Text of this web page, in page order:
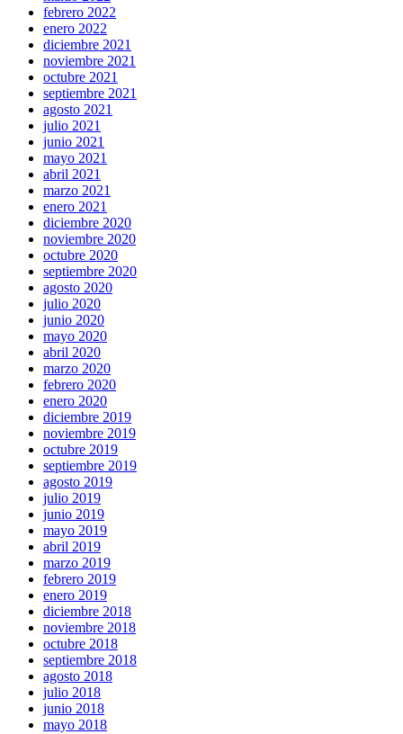
febrero 2022
enero 2022
diciembre 2021
noviembre 2021
octubre 2021
septiembre 2021
agosto 2021
julio 2021
junio 2021
mayo 2021
abril 2021
marzo 2021
enero 2021
diciembre 2020
noviembre 2020
octubre 2020
septiembre 2020
agosto 2020
julio 2020
junio 2020
mayo 2020
abril 2020
marzo 2020
febrero 2020
enero 2020
diciembre 2019
noviembre 2019
octubre 2019
septiembre 2019
agosto 2019
julio 2019
junio 2019
mayo 2019
abril 2019
marzo 2019
febrero 2019
enero 2019
diciembre 2018
noviembre 2018
octubre 2018
septiembre 2018
agosto 2018
julio 2018
junio 2018
mayo 2018